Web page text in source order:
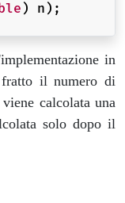
) n );
in
il numero di
calcolata una
solo dopo il